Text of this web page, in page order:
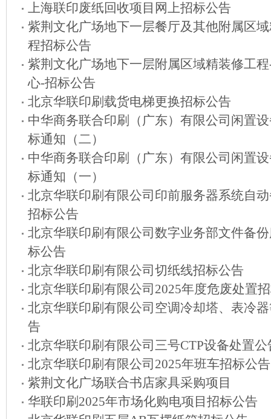
上海联印废纸回收项目网上招标公告
紫荆文化广场地下一层餐厅及其他附属区
程招标公告
紫荆文化广场地下一层附属区域精装修工
心-招标公告
北京华联印刷载货电梯更换招标公告
中华商务联合印刷（广东）有限公司闲置
标通知（二）
中华商务联合印刷（广东）有限公司闲置
标通知（一）
北京华联印刷有限公司印前服务器系统自
招标公告
北京华联印刷有限公司数字业务部文件备
标公告
北京华联印刷有限公司切纸线招标公告
北京华联印刷有限公司2025年度危废处置
北京华联印刷有限公司空调冷却塔、表冷
告
北京华联印刷有限公司三号CTP设备处置公
北京华联印刷有限公司2025年班车招标公告
紫荆文化广场联合书店家具采购项目
华联印刷2025年市场化购电项目招标公告